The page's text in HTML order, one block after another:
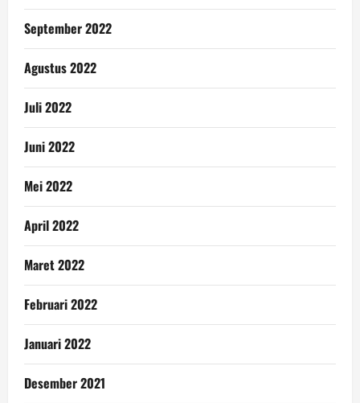
September 2022
Agustus 2022
Juli 2022
Juni 2022
Mei 2022
April 2022
Maret 2022
Februari 2022
Januari 2022
Desember 2021